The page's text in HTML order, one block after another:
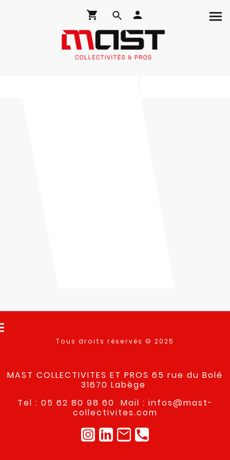
Tous droits réservés © 2025
MAST COLLECTIVITES ET PROS 65 rue du Bolé
31670 Labège
Tel : 05 62 80 98 60 Mail : infos@mast-
collectivites.com